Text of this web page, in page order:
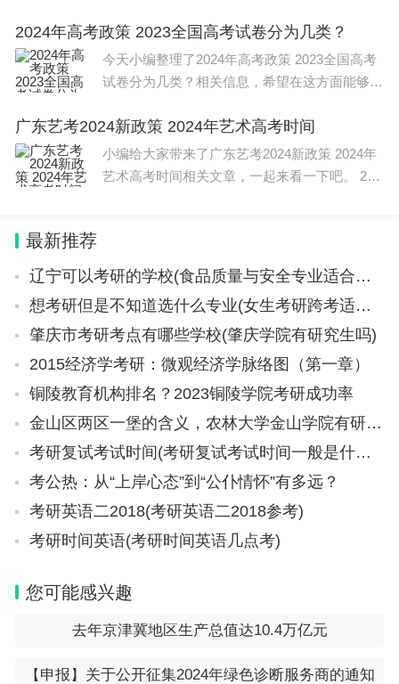
艺考最新政策如下： 除经教育部批准的部分独
立设置本科艺术院
2024年高考政策 2023全国高考试卷分为几类？
今天小编整理了2024年高考政策 2023全国高考
试卷分为几类？相关信息，希望在这方面能够更
黔卷作为贵州省考试院制定的高考命题规范系统
之一，旨在保证高考命
广东艺考2024新政策 2024年艺术高考时间
小编给大家带来了广东艺考2024新政策 2024年
艺术高考时间相关文章，一起来看一下吧。 202
最新推荐
辽宁可以考研的学校(食品质量与安全专业适合考研么)
想考研但是不知道选什么专业(女生考研跨考适合什么专业)
肇庆市考研考点有哪些学校(肇庆学院有研究生吗)
2015经济学考研：微观经济学脉络图（第一章）
铜陵教育机构排名？2023铜陵学院考研成功率
金山区两区一堡的含义，农林大学金山学院有研究生吗
考研复试考试时间(考研复试考试时间一般是什么时候)
考公热：从“上岸心态”到“公仆情怀”有多远？
考研英语二2018(考研英语二2018参考)
考研时间英语(考研时间英语几点考)
您可能感兴趣
去年京津冀地区生产总值达10.4万亿元
【申报】关于公开征集2024年绿色诊断服务商的通知